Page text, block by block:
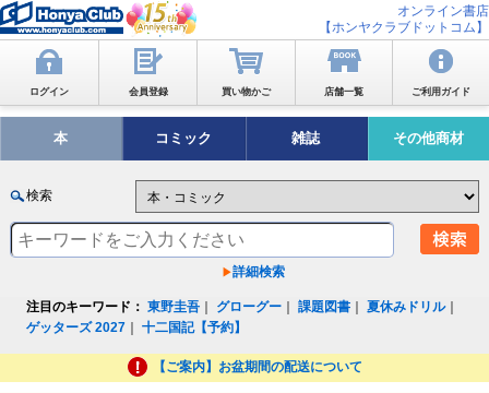
オンライン書店
【ホンヤクラブドットコム】
ログイン 会員登録 買い物かご 店舗一覧 ご利用ガイド
本 コミック 雑誌 その他商材
検索
詳細検索
注目のキーワード： 東野圭吾 グローグー ｜課題図書 ｜夏休みドリル｜
ゲッターズ 2027 ｜十二国記【予約】
【ご案内】お盆期間の配送について